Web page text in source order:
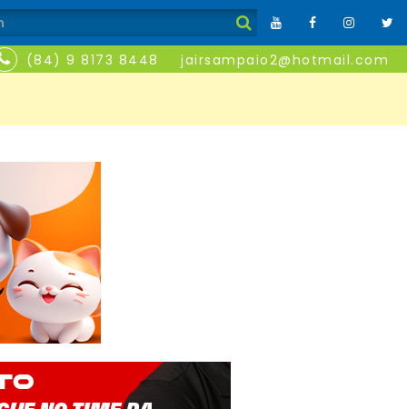
(84) 9 8173 8448 jairsampaio2@hotmail.com